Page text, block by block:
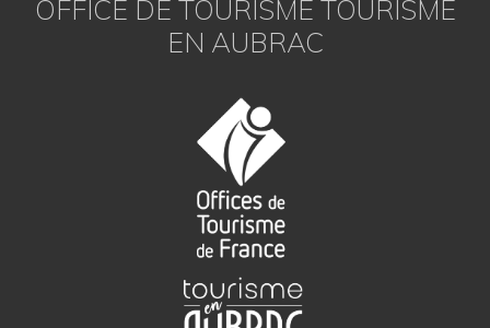
OFFICE DE TOURISME TOURISME
EN AUBRAC